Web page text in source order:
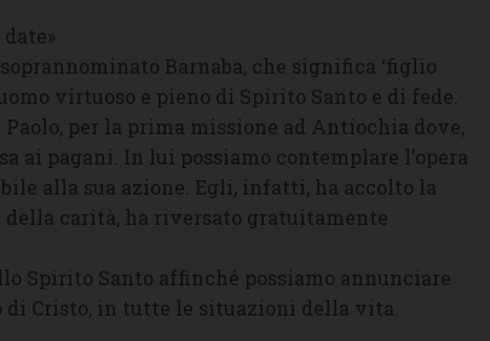
Barnaba, che significa ‘figlio
virtuoso e pieno di Spirito Santo e di fede.
per la prima missione ad Antiochia dove,
ai pagani. In lui possiamo contemplare l’opera
alla sua azione. Egli, infatti, ha accolto la
della carità, ha riversato gratuitamente
Spirito Santo affinché possiamo annunciare
di Cristo, in tutte le situazioni della vita.